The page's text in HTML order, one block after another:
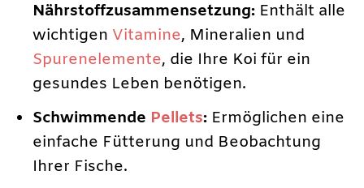
Nährstoffzusammensetzung: Enthält alle
wichtigen Vitamine, Mineralien und
Spurenelemente, die Ihre Koi für ein
gesundes Leben benötigen.
Schwimmende Pellets: Ermöglichen eine
einfache Fütterung und Beobachtung
Ihrer Fische.